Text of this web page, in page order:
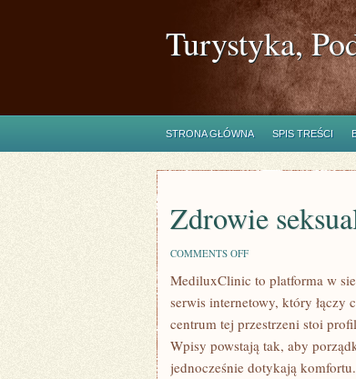
Turystyka,
STRONA GŁÓWNA SPIS TREŚCI
Zdrowie
COMMENTS OFFON
SEKSUALNE
MediluxClinic to platforma w
serwis internetowy, który łączy
centrum tej przestrzeni stoi
Wpisy powstają tak, aby
jednocześnie dotykają